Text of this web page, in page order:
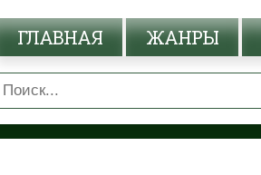
ГЛАВНАЯ ЖАНРЫ